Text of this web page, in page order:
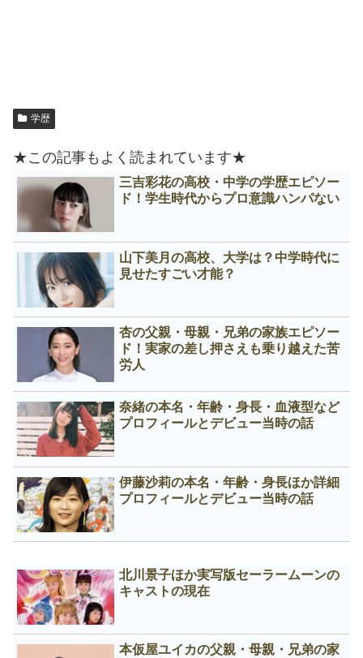
学歴
★この記事もよく読まれています★
三吉彩花の高校・中学の学歴エピソー
ド！学生時代からプロ意識ハンパない
山下美月の高校、大学は？中学時代に
見せたすごい才能？
杏の父親・母親・兄弟の家族エピソー
ド！実家の差し押さえも乗り越えた苦
労人
奈緒の本名・年齢・身長・血液型など
プロフィールとデビュー当時の話
伊藤沙莉の本名・年齢・身長ほか詳細
プロフィールとデビュー当時の話
北川景子ほか実写版セーラームーンの
キャストの現在
本仮屋ユイカの父親・母親・兄弟の家